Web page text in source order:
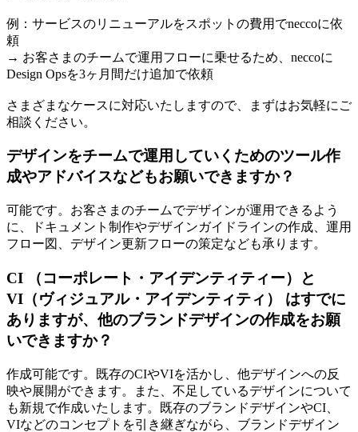
例：サービスのリニューアルをスポットの費用でneccoに依
頼
→ お客さまのチームで運用フローに乗せるため、neccoに
Design Opsを3ヶ月間だけ追加で依頼
さまざまなケースに対応いたしますので、まずはお気軽にご
相談ください。
デザインをチームで運用していくためのツール作
成やアドバイスなどもお願いできますか？
可能です。お客さまのチームでデザインが運用できるよう
に、ドキュメント制作やデザインガイドラインの作成、運用
フロー図、デザイン更新フローの策定なども承ります。
CI （コーポレート・アイデンティティー）と
VI（ヴィジュアル・アイデンティティ） はすでに
ありますが、他のブランドデザインの作成をお願
いできますか？
作成可能です。既存のCIやVIを活かし、他デザインへの反
映や展開ができます。また、不足しているデザインについて
も新規で作成いたします。既存のブランドデザインやCI、
VIなどのコンセプトを引き継ぎながら、ブランドデザイン